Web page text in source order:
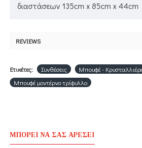
διαστάσεων 135cm x 85cm x 44cm
REVIEWS
Ετικέτες: Συνθέσεις
Μπουφέ -
Μπουφέ μοντέρνο τρίφυλλο
ΜΠΟΡΕΊ ΝΑ ΣΑΣ ΑΡΈΣΕΙ